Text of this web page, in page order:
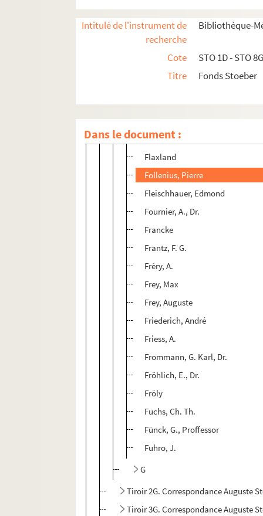
Intitulé de l'instrument de
recherche
Bibliothèque-
Cote
STO 1D - STO
Titre
Fonds Stoeber
Dans le document :
Faudel, Dr.
Fischer, J. Ph.
Flaxland
Follenius, Pierre
Fleischhauer, Edmond
Fournier, A., Dr.
Francke
Frantz, F. G.
Fréry, A.
Frey, Max
Frey, Auguste
Friederich, André
Friess, A.
Frommann, G. Karl, Dr.
Fröhlich, E., Dr.
Fröly
Fuchs, Ch. Th.
Fünck, G., Proffessor
Fuhro, J.
G
Tiroir 2G. Correspondance Auguste
Tiroir 3G. Correspondance Auguste